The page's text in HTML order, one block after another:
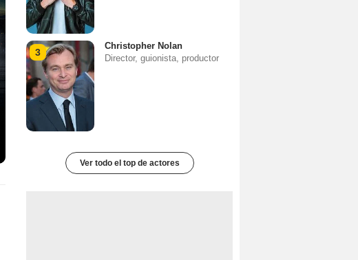
3
Christopher Nolan
Director, guionista, productor
Ver todo el top de actores